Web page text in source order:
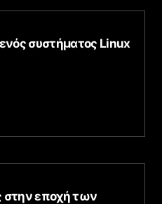
συστήματος Linux
στην εποχή των